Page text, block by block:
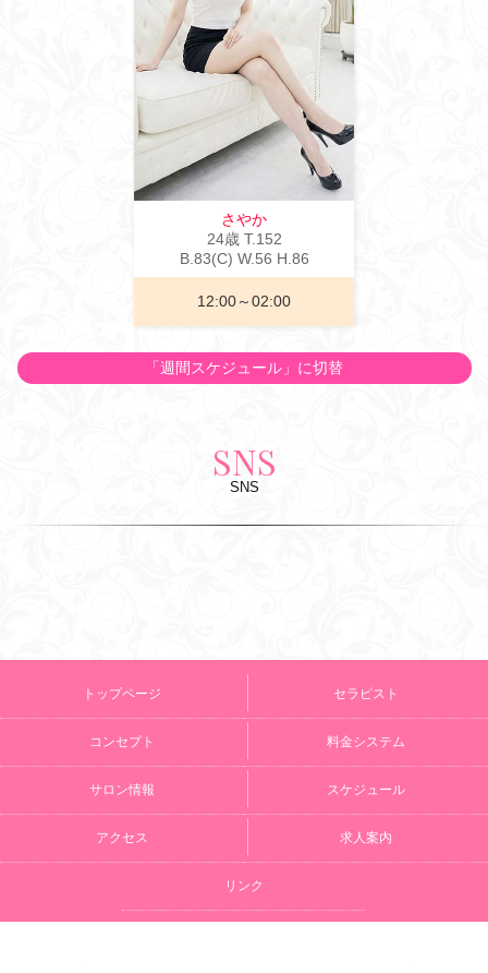
さやか
24歳 T.152
B.83(C) W.56 H .86
12:00～02:00
「週間スケジュール」に切替
SNS
SNS
トップページ セラピスト
コンセプト 料金システム
サロン情報 スケジュール
アクセス 求人案内
リンク